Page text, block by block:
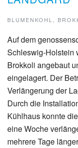
BLUMENKOHL,
Auf dem
Schleswig-Holstein
Brokkoli angebaut
eingelagert. Der
Verlängerung der
Durch die
Kühlhaus konnte
eine Woche
mehrere Tage